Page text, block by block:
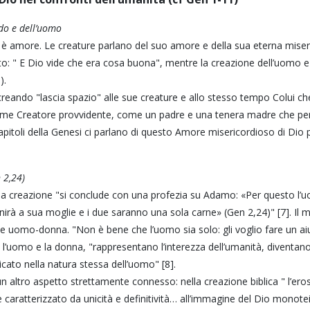
e dell’uomo
amore. Le creature parlano del suo amore e della sua eterna
" E Dio vide che era cosa buona", mentre la creazione dell’uomo
"lascia spazio" alle sue creature e allo stesso tempo Colui
Creatore provvidente, come un padre e una tenera madre che
della Genesi ci parlano di questo Amore misericordioso di Dio
2,24)
creazione "si conclude con una profezia su Adamo: «Per questo
a sua moglie e i due saranno una sola carne» (Gen 2,24)" [7]. Il
uomo-donna. "Non è bene che l’uomo sia solo: gli voglio fare un
e la donna, "rappresentano l’interezza dell’umanità,
nella natura stessa dell’uomo" [8].
altro aspetto strettamente connesso: nella creazione biblica "
da unicità e definitività… all’immagine del Dio